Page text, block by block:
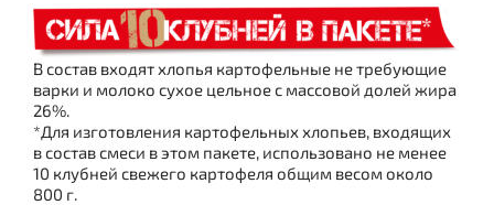
В состав входят хлопья картофельные не требующие
варки и молоко сухое цельное с массовой долей жира
26%.
*Для изготовления картофельных хлопьев, входящих
в состав смеси в этом пакете, использовано не менее
10 клубней свежего картофеля общим весом около
800 г.